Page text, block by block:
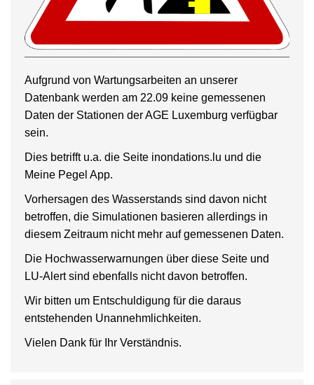
Aufgrund von Wartungsarbeiten an unserer
Datenbank werden am 22.09 keine gemessenen
Daten der Stationen der AGE Luxemburg verfügbar
sein.
Dies betrifft u.a. die Seite inondations.lu und die
Meine Pegel App.
Vorhersagen des Wasserstands sind davon nicht
betroffen, die Simulationen basieren allerdings in
diesem Zeitraum nicht mehr auf gemessenen Daten.
Die Hochwasserwarnungen über diese Seite und
LU-Alert sind ebenfalls nicht davon betroffen.
Wir bitten um Entschuldigung für die daraus
entstehenden Unannehmlichkeiten.
Vielen Dank für Ihr Verständnis.